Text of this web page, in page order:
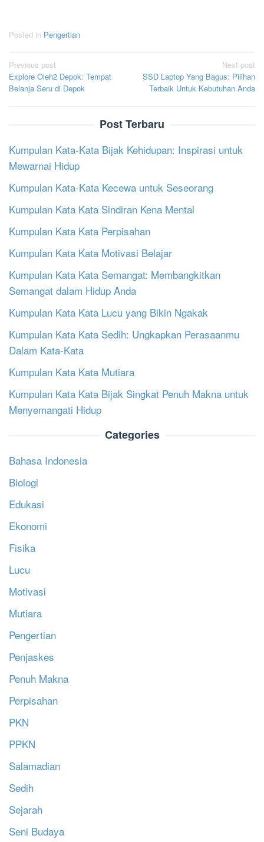
Posted in Pengertian
Post
navigation
Previous post
Explore Oleh2 Depok: Tempat
Belanja Seru di Depok
Next post
SSD Laptop Yang Bagus: Pilihan
Terbaik Untuk Kebutuhan Anda
Post Terbaru
Kumpulan Kata-Kata Bijak Kehidupan: Inspirasi untuk
Mewarnai Hidup
Kumpulan Kata-Kata Kecewa untuk Seseorang
Kumpulan Kata Kata Sindiran Kena Mental
Kumpulan Kata Kata Perpisahan
Kumpulan Kata Kata Motivasi Belajar
Kumpulan Kata Kata Semangat: Membangkitkan
Semangat dalam Hidup Anda
Kumpulan Kata Kata Lucu yang Bikin Ngakak
Kumpulan Kata Kata Sedih: Ungkapkan Perasaanmu
Dalam Kata-Kata
Kumpulan Kata Kata Mutiara
Kumpulan Kata Kata Bijak Singkat Penuh Makna untuk
Menyemangati Hidup
Categories
Bahasa Indonesia
Biologi
Edukasi
Ekonomi
Fisika
Lucu
Motivasi
Mutiara
Pengertian
Penjaskes
Penuh Makna
Perpisahan
PKN
PPKN
Salamadian
Sedih
Sejarah
Seni Budaya